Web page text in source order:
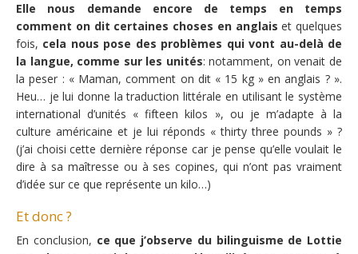
Elle nous demande encore de temps en temps
comment on dit certaines choses en anglais et quelques
fois, cela nous pose des problèmes qui vont au-delà de
la langue, comme sur les unités: notamment, on venait de
la peser : « Maman, comment on dit « 15 kg » en anglais ? ».
Heu… je lui donne la traduction littérale en utilisant le système
international d’unités « fifteen kilos », ou je m’adapte à la
culture américaine et je lui réponds « thirty three pounds » ?
(j’ai choisi cette dernière réponse car je pense qu’elle voulait le
dire à sa maîtresse ou à ses copines, qui n’ont pas vraiment
d’idée sur ce que représente un kilo…)
Et donc ?
En conclusion, ce que j’observe du bilinguisme de Lottie